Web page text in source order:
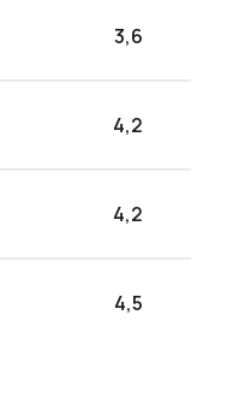
3,6
4,2
4,2
4,5